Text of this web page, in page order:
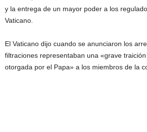
y la entrega de un mayor poder a los
Vaticano.
El Vaticano dijo cuando se anunciaron los
filtraciones representaban una «grave
otorgada por el Papa» a los miembros de la